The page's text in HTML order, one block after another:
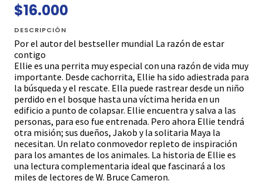
$16.000
DESCRIPCIÓN
Por el autor del bestseller mundial La razón de estar
contigo
Ellie es una perrita muy especial con una razón de vida muy
importante. Desde cachorrita, Ellie ha sido adiestrada para
la búsqueda y el rescate. Ella puede rastrear desde un niño
perdido en el bosque hasta una víctima herida en un
edificio a punto de colapsar. Ellie encuentra y salva a las
personas, para eso fue entrenada. Pero ahora Ellie tendrá
otra misión; sus dueños, Jakob y la solitaria Maya la
necesitan. Un relato conmovedor repleto de inspiración
para los amantes de los animales. La historia de Ellie es
una lectura complementaria ideal que fascinará a los
miles de lectores de W. Bruce Cameron.